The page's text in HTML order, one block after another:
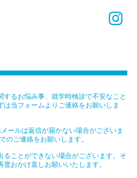
するお悩み事、就学時検診で不安なこと
は当フォームよりご連絡をお願いしま
メールは返信が届かない場合がございま
のご連絡をお願いします。
ことができない場合がございます。そ
おかけ直しお願いいたします。